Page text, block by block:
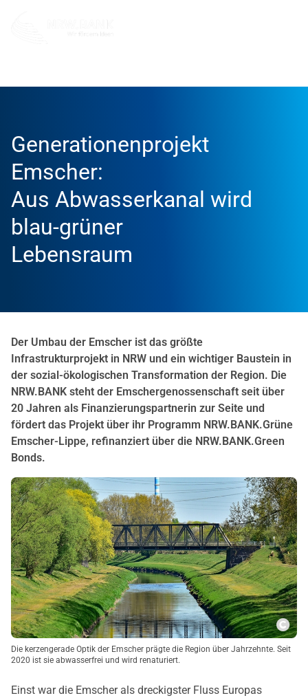
Generationenprojekt
Emscher:
Aus Abwasserkanal wird
blau-grüner
Lebensraum
Der Umbau der Emscher ist das größte
Infrastrukturprojekt in NRW und ein wichtiger Baustein in
der sozial-ökologischen Transformation der Region. Die
NRW.BANK steht der Emschergenossenschaft seit über
20 Jahren als Finanzierungspartnerin zur Seite und
fördert das Projekt über ihr Programm NRW.BANK.Grüne
Emscher-Lippe, refinanziert über die NRW.BANK.Green
Bonds.
Die kerzengerade Optik der Emscher prägte die Region über Jahrzehnte. Seit
2020 ist sie abwasserfrei und wird renaturiert.
Einst war die Emscher als dreckigster Fluss Europas